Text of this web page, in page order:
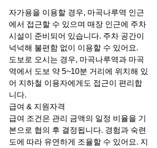
자가용을 이용할 경우, 마곡나루역 인근
에서 접근할 수 있으며 매장 인근에 주차
시설이 준비되어 있습니다. 주차 공간이
넉넉해 불편함 없이 이용할 수 있어요.
도보로 오시는 경우, 마곡나루역과 마곡
역에서 도보 약 5~10분 거리에 위치해 있
어 지하철 이용자에게도 접근이 편리합
니다.
급여 & 지원자격
급여 조건은 관리 금액의 일정 비율을 기
본으로 협의 후 결정됩니다. 경험과 숙련
도에 따라 유연하게 조율할 수 있어요. 지